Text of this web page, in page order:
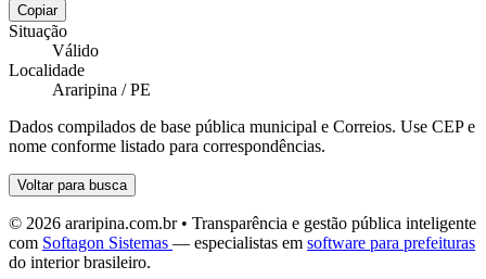
Copiar
Situação
Válido
Localidade
Araripina / PE
Dados compilados de base pública municipal e Correios. Use CEP e
nome conforme listado para correspondências.
Voltar para busca
© 2026 araripina.com.br • Transparência e gestão pública inteligente
com Softagon Sistemas — especialistas em software para prefeituras
do interior brasileiro.